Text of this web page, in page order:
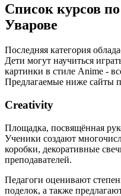
Список курсов
Уварове
Последняя категория
Дети могут научиться
картинки в стиле Anime -
Предлагаемые ниже сайты
Creativity
Площадка, посвящённая
Ученики создают
коробки, декоративные
преподавателей.
Педагоги оценивают
поделок, а также